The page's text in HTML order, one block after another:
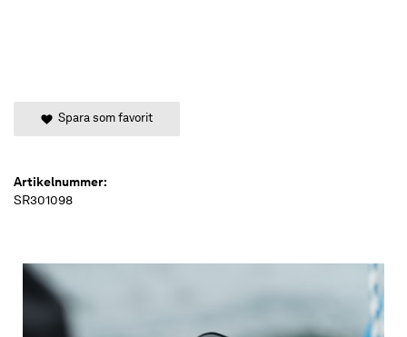
Spara som favorit
Artikelnummer:
SR301098